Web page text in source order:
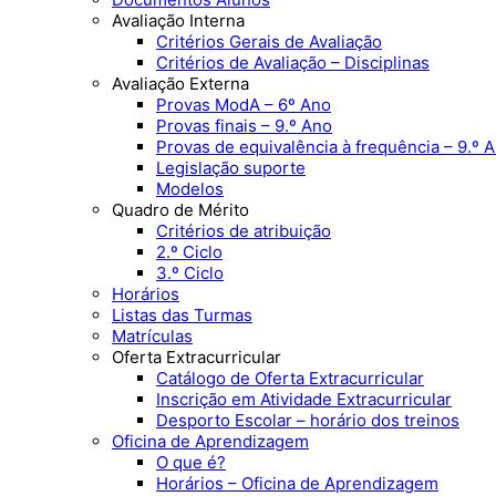
Avaliação Interna
Critérios Gerais de Avaliação
Critérios de Avaliação – Disciplinas
Avaliação Externa
Provas ModA – 6º Ano
Provas finais – 9.º Ano
Provas de equivalência à frequência – 9.º
Legislação suporte
Modelos
Quadro de Mérito
Critérios de atribuição
2.º Ciclo
3.º Ciclo
Horários
Listas das Turmas
Matrículas
Oferta Extracurricular
Catálogo de Oferta Extracurricular
Inscrição em Atividade Extracurricular
Desporto Escolar – horário dos treinos
Oficina de Aprendizagem
O que é?
Horários – Oficina de Aprendizagem